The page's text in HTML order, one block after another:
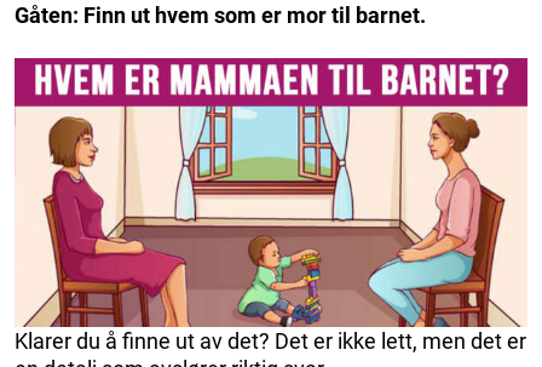
Gåten: Finn ut hvem som er mor til barnet.
Klarer du å finne ut av det? Det er ikke lett, men det er